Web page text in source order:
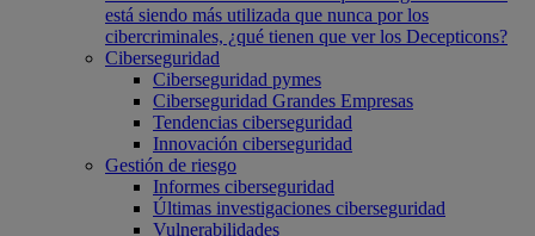
está siendo más utilizada que nunca por los
cibercriminales, ¿qué tienen que ver los Decepticons?
Ciberseguridad
Ciberseguridad pymes
Ciberseguridad Grandes Empresas
Tendencias ciberseguridad
Innovación ciberseguridad
Gestión de riesgo
Informes ciberseguridad
Últimas investigaciones ciberseguridad
Vulnerabilidades